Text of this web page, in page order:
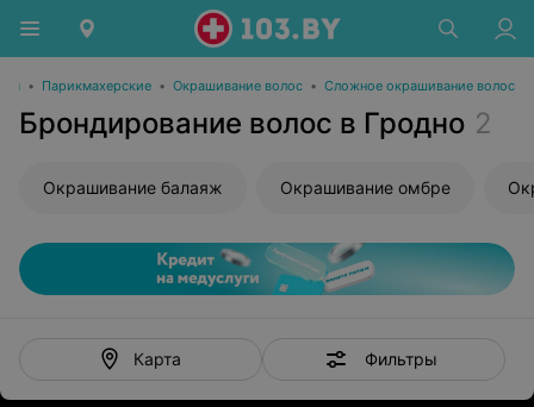
• Парикмахерские • Окрашивание волос • Сложное окрашивание волос
Брондирование волос в Гродно 2
Окрашивание балаяж Окрашивание омбре
Карта Фильтры